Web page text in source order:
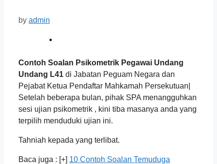
by admin
Contoh Soalan Psikometrik Pegawai Undang
Undang L41 di Jabatan Peguam Negara dan
Pejabat Ketua Pendaftar Mahkamah Persekutuan|
Setelah beberapa bulan, pihak SPA menangguhkan
sesi ujian psikometrik , kini tiba masanya anda yang
terpilih menduduki ujian ini.
Tahniah kepada yang terlibat.
Baca juga : [+] 10 Contoh Soalan Temuduga